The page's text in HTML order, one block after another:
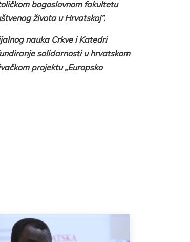
bogoslovnom fakultetu
života u Hrvatskoj”.
nauka Crkve i Katedri
solidarnosti u hrvatskom
projektu „Europsko